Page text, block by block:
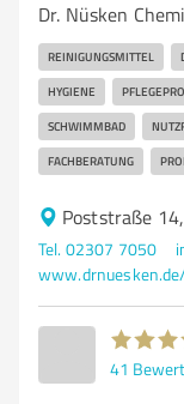
Dr. Nüsken
REINIGUNGSMITTEL
HYGIENE
SCHWIMMBAD
FACHBERATUNG
Poststraße
Tel. 02307 7050
41